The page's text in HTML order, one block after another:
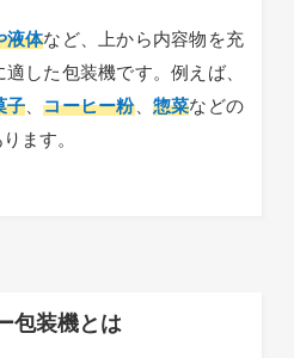
液体など、上から内容物を充
した包装機です。例えば、
子 、コーヒー粉、 惣菜などの
ます。
包装機とは